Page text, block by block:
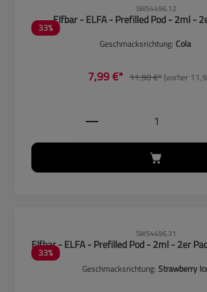
33%
SW54496.12
Elfbar - ELFA - Prefilled Pod - 2ml -
Geschmacksrichtung:Cola
7,99 €* 11,90 €*(vorher
Produkt Anzahl:
33%
SW54496.31
Elfbar - ELFA - Prefilled Pod - 2ml - 2er
Geschmacksrichtung: Strawberry